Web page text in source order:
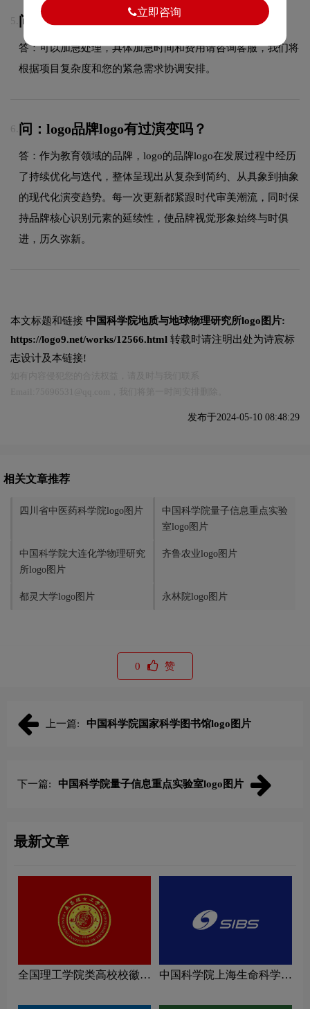
5. 问：加急能否处理？
答：可以加急处理，具体加急时间和费用请咨询客服，我们将
根据项目复杂度和您的紧急需求协调安排。
6. 问：logo品牌logo有过演变吗？
答：作为教育领域的品牌，logo的品牌logo在发展过程中经历
了持续优化与迭代，整体呈现出从复杂到简约、从具象到抽象
的现代化演变趋势。每一次更新都紧跟时代审美潮流，同时保
持品牌核心识别元素的延续性，使品牌视觉形象始终与时俱
进，历久弥新。
本文标题和链接 中国科学院地质与地球物理研究所logo图片:
https://logo9.net/works/12566.html 转载时请注明出处为诗宸标
志设计及本链接!
发布于2024-05-10 08:48:29
相关文章推荐
四川省中医药科学院logo图片
中国科学院量子信息重点实验
室logo图片
中国科学院大连化学物理研究
所logo图片
齐鲁农业logo图片
都灵大学logo图片 永林院logo图片
0 赞
上一篇: 中国科学院国家科学图书馆logo图片
下一篇: 中国科学院量子信息重点实验室logo图片
最新文章
全国理工学院类高校校徽设
中国科学院上海生命科学研
立即咨询